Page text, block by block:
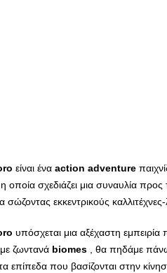
είναι ένα action adventure
η οποία σχεδιάζει μια συναυλία
σώζοντας εκκεντρικούς καλλιτέχνες-
υπόσχεται μια αξέχαστη εμπειρία
ζωντανά biomes , θα πηδάμε
επίπεδα που βασίζονται στην